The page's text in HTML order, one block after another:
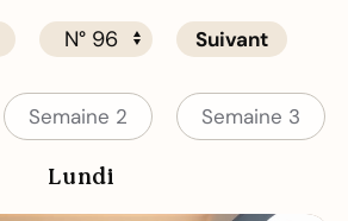
Suivant
Semaine 2 Semaine 3
Lundi